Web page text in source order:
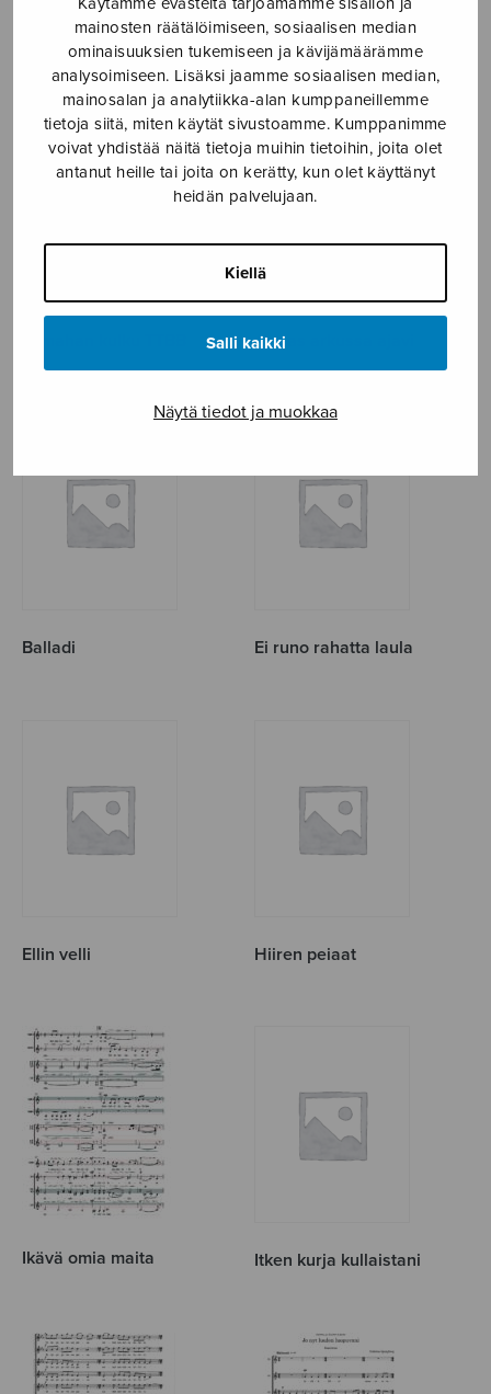
mainosten räätälöimiseen, sosiaalisen median
ominaisuuksien tukemiseen ja kävijämäärämme
analysoimiseen. Lisäksi jaamme sosiaalisen median,
mainosalan ja analytiikka-alan kumppaneillemme
tietoja siitä, miten käytät sivustoamme. Kumppanimme
voivat yhdistää näitä tietoja muihin tietoihin, joita olet
antanut heille tai joita on kerätty, kun olet käyttänyt
heidän palvelujaan.
Kiellä
Salli kaikki
Näytä tiedot ja muokkaa
Ääni ei kuulu kullalleni Armahan kulku SATB
Armas arkussa ajavi
Balladi Ei runo rahatta laula
Ellin velli Hiiren peiaat
Ikävä omia maita Itken kurja kullaistani